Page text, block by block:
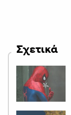
Σχετικά